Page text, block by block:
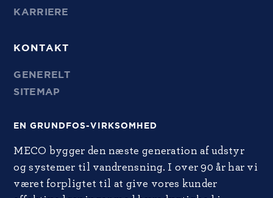
KARRIERE
KONTAKT
GENERELT
SITEMAP
EN GRUNDFOS-VIRKSOMHED
MECO bygger den næste generation af udstyr
og systemer til vandrensning. I over 90 år har vi
været forpligtet til at give vores kunder